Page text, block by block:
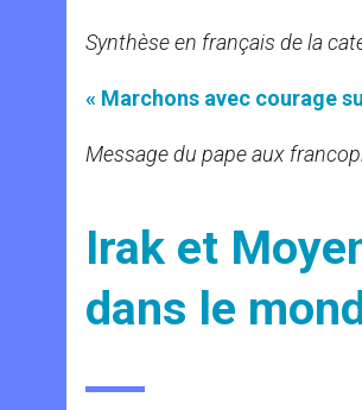
Synthèse en français de la
« Marchons avec courage
Message du pape aux
Irak et
dans le